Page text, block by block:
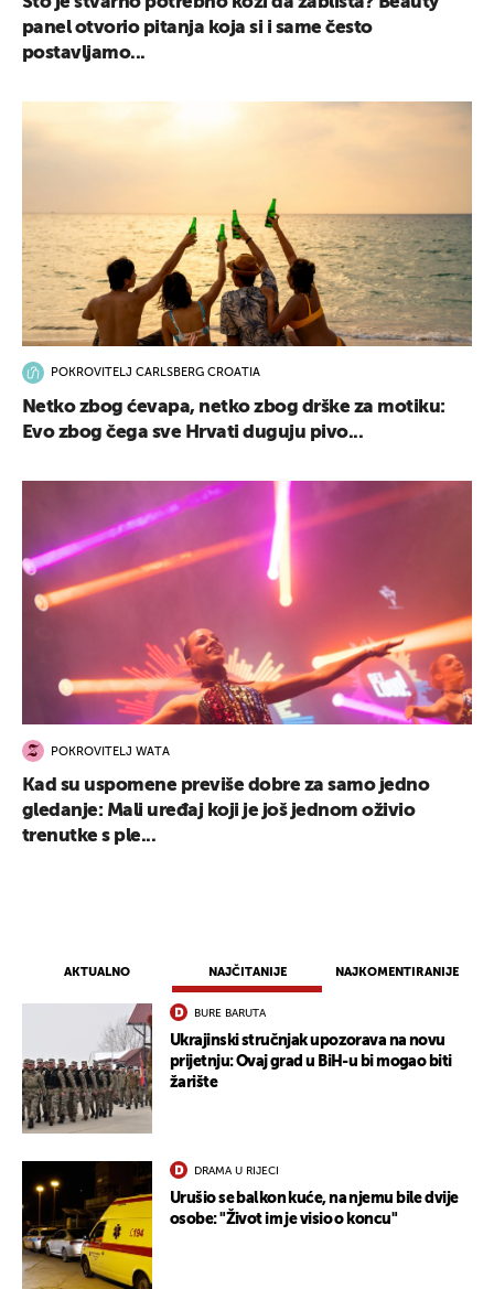
AKTUALNO NAJČITANIJE NAJKOMENTIRANIJE
BURE BARUTA
Ukrajinski stručnjak upozorava na novu
prijetnju: Ovaj grad u BiH-u bi mogao biti
žarište
DRAMA U RIJECI
Urušio se balkon kuće, na njemu bile dvije
osobe: "Život im je visio o koncu"
panel otvorio pitanja koja si i same često
postavljamo...
POKROVITELJ CARLSBERG CROATIA
Netko zbog ćevapa, netko zbog drške za motiku:
Evo zbog čega sve Hrvati duguju pivo...
POKROVITELJ WATA
Kad su uspomene previše dobre za samo jedno
gledanje: Mali uređaj koji je još jednom oživio
trenutke s ple...